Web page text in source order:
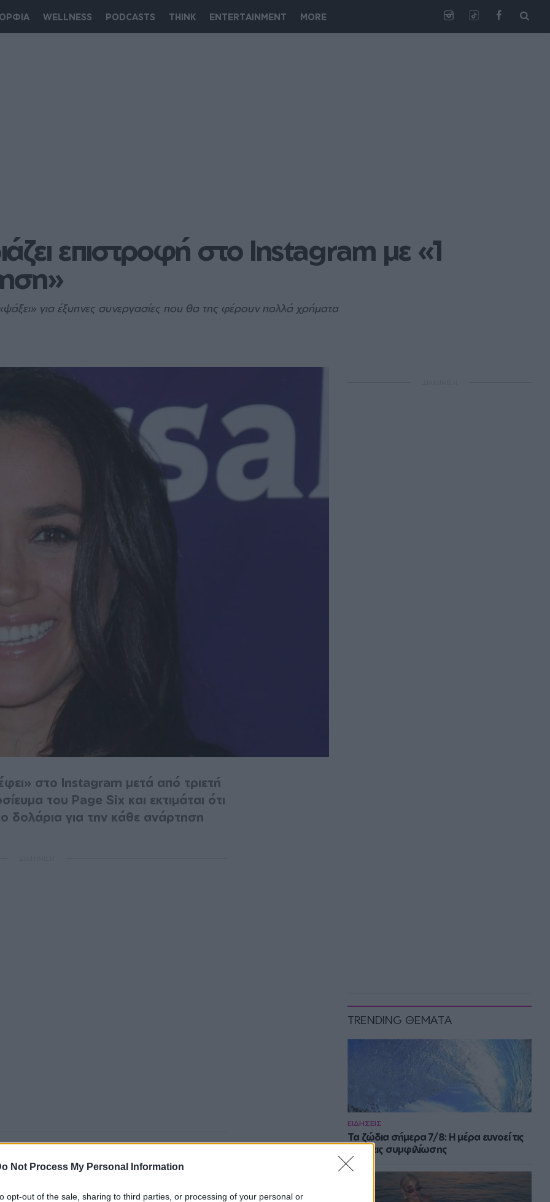
Not Process My Personal Information
opt-out of the sale, sharing to third parties, or processing of your personal or
WELLNESS PODCASTS THINK ENTERTAINMENT MORE
επιστροφή στο Instagram με «1
για έξυπνες συνεργασίες που θα της φέρουν πολλά χρήματα
TRENDING ΘΕΜΑΤΑ
ΕΙΔΗΣΕΙΣ
Τα ζώδια σήμερα 7/8: Η μέρα ευνοεί τις
κινήσεις συμφιλίωσης
στο Instagram μετά από τριετή
του Page Six και εκτιμάται ότι
δολάρια για την κάθε ανάρτηση
@meghan είναι αδύναμος και στην
φωτογραφία αρχείου με παιώνιες, που
λουλούδι της 42χρονης Μαρκλ.